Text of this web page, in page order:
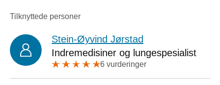
Tilknyttede personer
Stein-Øyvind Jørstad
Indremedisiner og lungespesialist
6 vurderinger